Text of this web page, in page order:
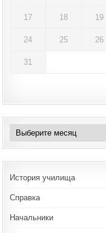
17 18 19
24 25 26
31
Архивы
История училища
Справка
Начальники